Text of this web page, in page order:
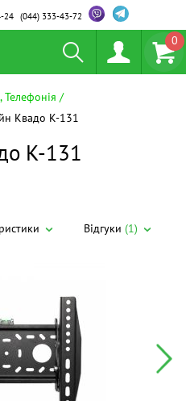
24 (044)333-43-72
0
Телефонія
Квадо К-131
К-131
Відгуки(1)